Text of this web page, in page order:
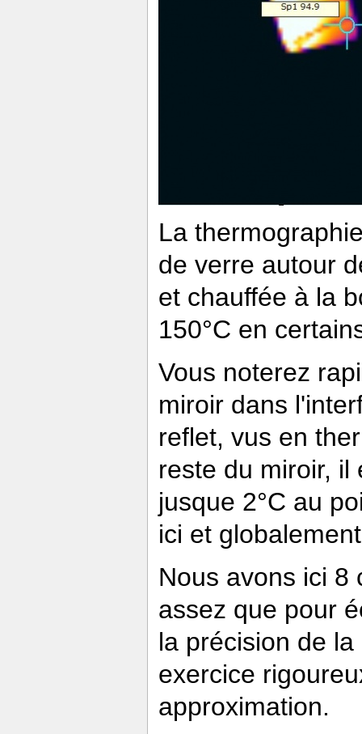
La
de verre autour
et chauffée à la
150°C en
Vous noterez
miroir dans
reflet, vus en
reste du miroir, il
jusque 2°C au
ici et
Nous avons ici 8
assez que pour
la précision de
exercice
approximation.